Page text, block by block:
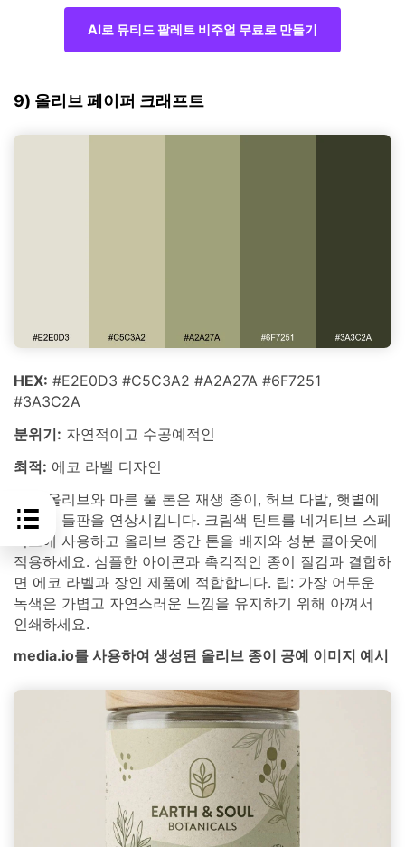
AI로 뮤티드 팔레트 비주얼 무료로 만들기
9) 올리브 페이퍼 크래프트
HEX: #E2E0D3 #C5C3A2 #A2A27A #6F7251
#3A3C2A
분위기: 자연적이고 수공예적인
최적: 에코 라벨 디자인
흙빛 올리브와 마른 풀 톤은 재생 종이, 허브 다발, 햇볕에
그을린 들판을 연상시킵니다. 크림색 틴트를 네거티브 스페
이스에 사용하고 올리브 중간 톤을 배지와 성분 콜아웃에
적용하세요. 심플한 아이콘과 촉각적인 종이 질감과 결합하
면 에코 라벨과 장인 제품에 적합합니다. 팁: 가장 어두운
녹색은 가볍고 자연스러운 느낌을 유지하기 위해 아껴서
인쇄하세요.
media.io를 사용하여 생성된 올리브 종이 공예 이미지 예시